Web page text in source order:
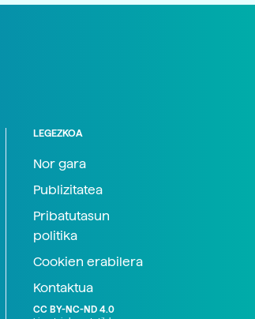
LEGEZKOA
Nor gara
Publizitatea
Pribatutasun
politika
Cookien erabilera
Kontaktua
CC BY-NC-ND 4.0